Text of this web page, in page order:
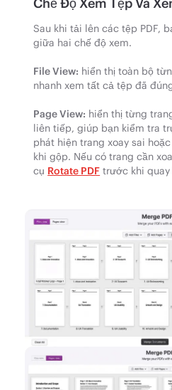
Sau khi tải lên các tệp PDF,
giữa hai chế độ xem.
File View: hiển thị toàn bộ
nhanh xem tất cả tệp đã
Page View: hiển thị từng
liên tiếp, giúp bạn kiểm tra
phát hiện trang xoay sai
khi gộp. Nếu có trang cần
cụ Rotate PDF trước khi